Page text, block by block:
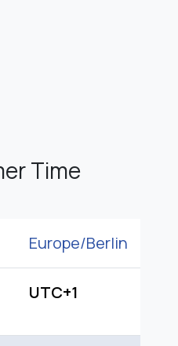
Time
Europe/Berlin
UTC+1